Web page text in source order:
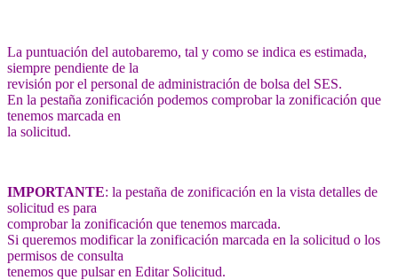
La puntuación del autobaremo, tal y como se indica es estimada,
siempre pendiente de la
revisión por el personal de administración de bolsa del SES.
En la pestaña zonificación podemos comprobar la zonificación que
tenemos marcada en
la solicitud.
IMPORTANTE: la pestaña de zonificación en la vista detalles de
solicitud es para
comprobar la zonificación que tenemos marcada.
Si queremos modificar la zonificación marcada en la solicitud o los
permisos de consulta
tenemos que pulsar en Editar Solicitud.